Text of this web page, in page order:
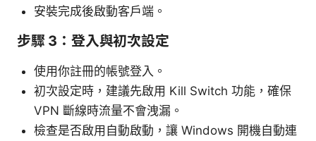
安裝完成後啟動客戶端。
步驟 3：登入與初次設定
使用你註冊的帳號登入。
初次設定時，建議先啟用 Kill Switch 功能，確保
VPN 斷線時流量不會洩漏。
檢查是否啟用自動啟動，讓 Windows 開機自動連